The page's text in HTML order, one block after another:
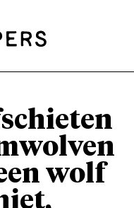
wolf